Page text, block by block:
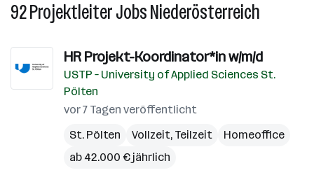
92ProjektleiterJobsNiederösterreich
in
HR Projekt-Koordinator*in w/m/d
USTP – University of Applied Sciences St.
Pölten
vor 7 Tagen veröffentlicht
St. Pölten
Vollzeit, Teilzeit
Homeoffice
ab 42.000 € jährlich